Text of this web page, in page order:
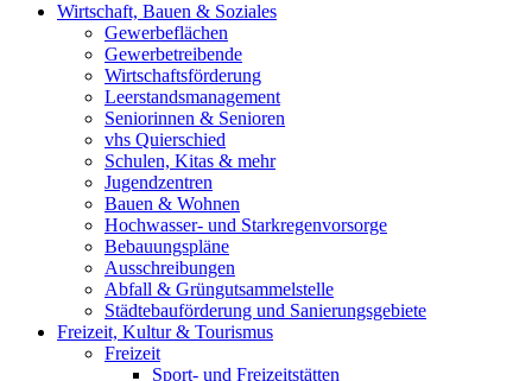
Wirtschaft, Bauen & Soziales
Gewerbeflächen
Gewerbetreibende
Wirtschaftsförderung
Leerstandsmanagement
Seniorinnen & Senioren
vhs Quierschied
Schulen, Kitas & mehr
Jugendzentren
Bauen & Wohnen
Hochwasser- und Starkregenvorsorge
Bebauungspläne
Ausschreibungen
Abfall & Grüngutsammelstelle
Städtebauförderung und Sanierungsgebiete
Freizeit, Kultur & Tourismus
Freizeit
Sport- und Freizeitstätten